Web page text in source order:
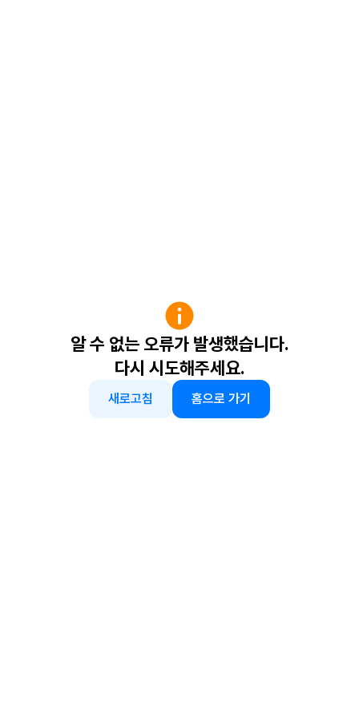
알 수 없는 오류가 발생했습니다.
다시 시도해주세요.
새로고침 홈으로 가기